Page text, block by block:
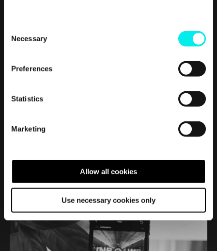
Necessary
Preferences
Statistics
Marketing
Allow all cookies
Use necessary cookies only
Impact.